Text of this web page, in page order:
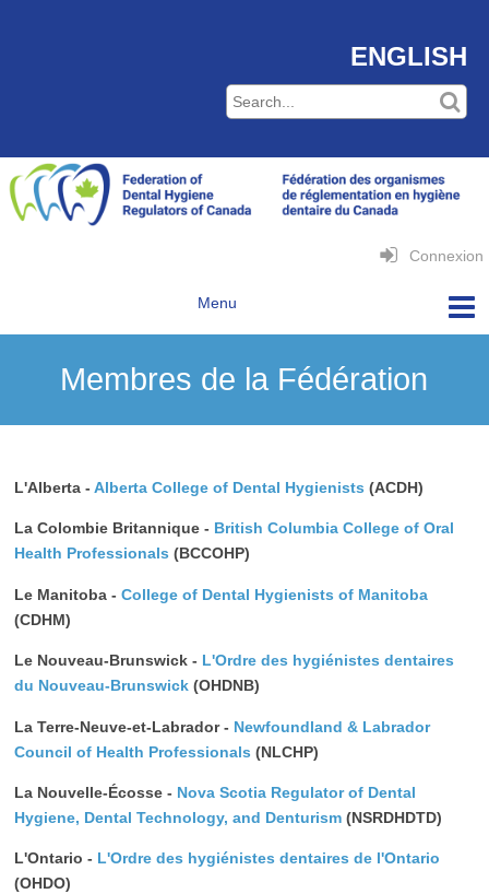
ENGLISH
Connexion
Membres de la Fédération
L'Alberta -Alberta College of Dental Hygienists (ACDH)
La Colombie Britannique - British Columbia College of Oral
Health Professionals (BCCOHP)
Le Manitoba -College of Dental Hygienists of Manitoba
(CDHM)
Le Nouveau-Brunswick - L'Ordre des hygiénistes dentaires
du Nouveau-Brunswick (OHDNB)
La Terre-Neuve-et-Labrador - Newfoundland & Labrador
Council of Health Professionals (NLCHP)
La Nouvelle-Écosse - Nova Scotia Regulator of Dental
Hygiene, Dental Technology, and Denturism (NSRDHDTD)
L'Ontario - L'Ordre des hygiénistes dentaires de l'Ontario
(OHDO)